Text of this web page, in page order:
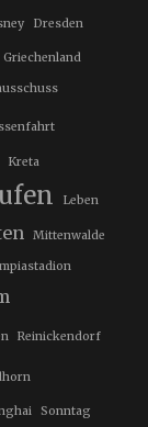
Dresden
Griechenland
Kreta
Leben
Mittenwalde
Reinickendorf
Sonntag